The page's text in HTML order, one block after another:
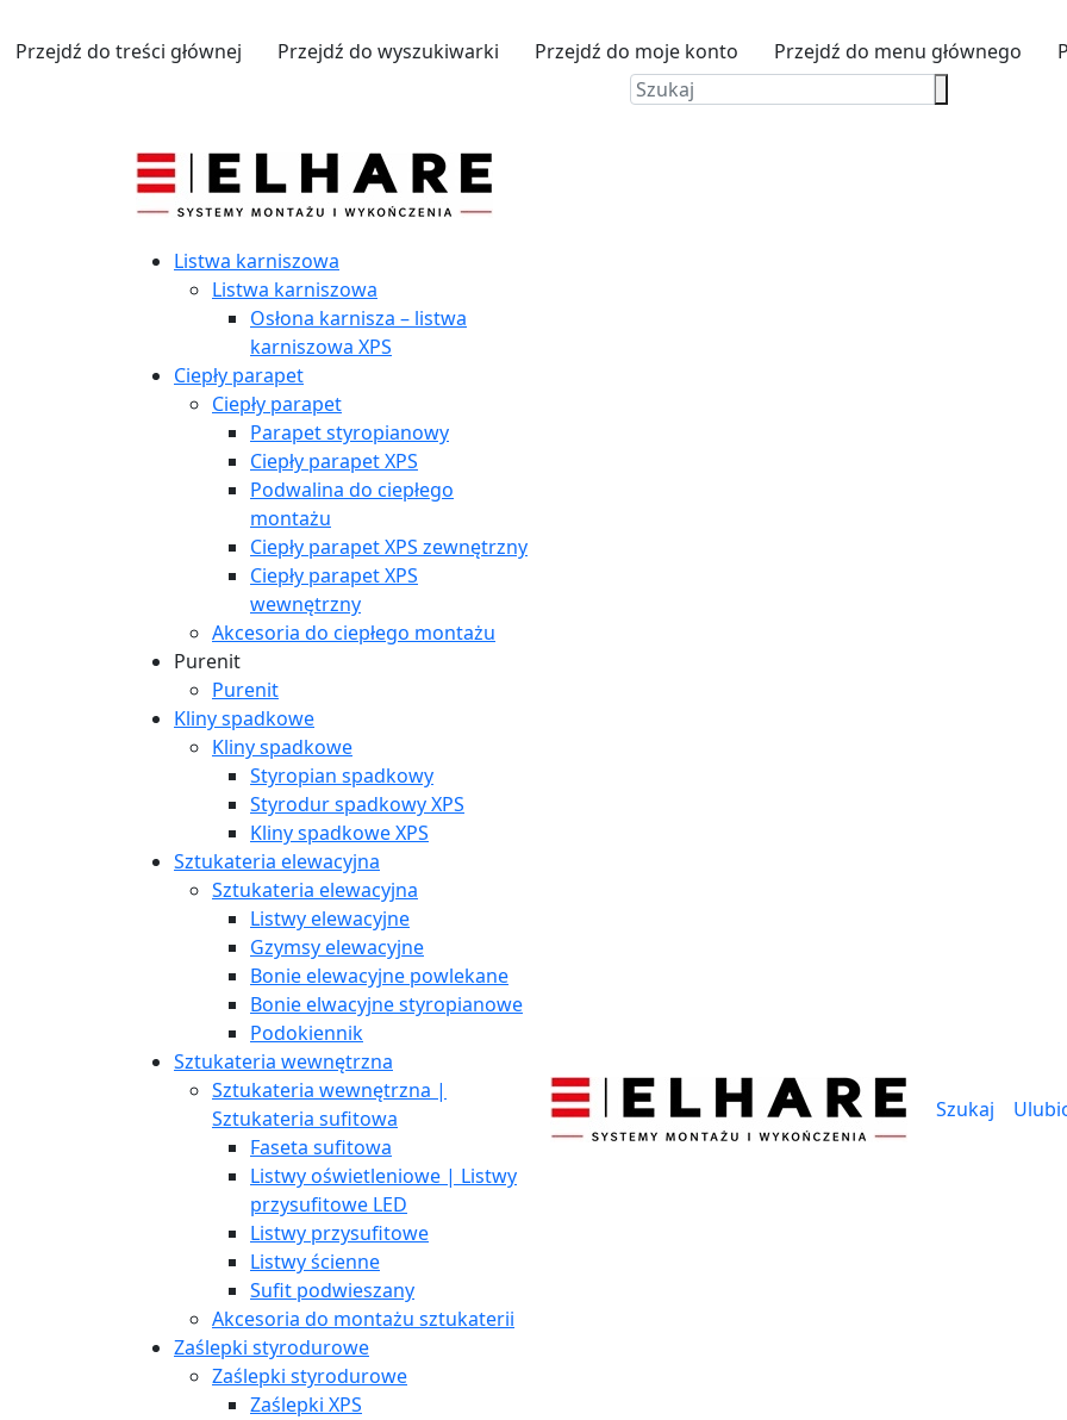
Przejdź do treści głównej Przejdź do wyszukiwarki Przejdź do moje konto Przejdź do menu głównego
Listwa karniszowa
Listwa karniszowa
Osłona karnisza – listwa
karniszowa XPS
Ciepły parapet
Ciepły parapet
Parapet styropianowy
Ciepły parapet XPS
Podwalina do ciepłego
montażu
Ciepły parapet XPS zewnętrzny
Ciepły parapet XPS
wewnętrzny
Akcesoria do ciepłego montażu
Purenit
Purenit
Kliny spadkowe
Kliny spadkowe
Styropian spadkowy
Styrodur spadkowy XPS
Kliny spadkowe XPS
Sztukateria elewacyjna
Sztukateria elewacyjna
Listwy elewacyjne
Gzymsy elewacyjne
Bonie elewacyjne powlekane
Bonie elwacyjne styropianowe
Podokiennik
Sztukateria wewnętrzna
Sztukateria wewnętrzna |
Sztukateria sufitowa
Faseta sufitowa
Listwy oświetleniowe | Listwy
przysufitowe LED
Listwy przysufitowe
Listwy ścienne
Sufit podwieszany
Akcesoria do montażu sztukaterii
Zaślepki styrodurowe
Zaślepki styrodurowe
Zaślepki XPS
Szukaj